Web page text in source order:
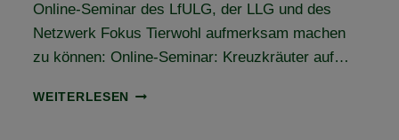
Online-Seminar des LfULG, der LLG und des
Netzwerk Fokus Tierwohl aufmerksam machen
zu können: Online-Seminar: Kreuzkräuter auf…
WEITERLESEN
ONLINE-